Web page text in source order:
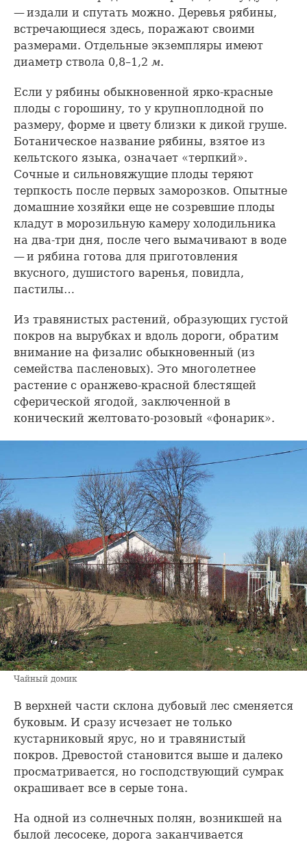
— издали и спутать можно. Деревья рябины,
встречающиеся здесь, поражают своими
размерами. Отдельные экземпляры имеют
диаметр ствола 0,8–1,2 м.
Если у рябины обыкновенной ярко-красные
плоды с горошину, то у крупноплодной по
размеру, форме и цвету близки к дикой груше.
Ботаническое название рябины, взятое из
кельтского языка, означает «терпкий».
Сочные и сильновяжущие плоды теряют
терпкость после первых заморозков. Опытные
домашние хозяйки еще не созревшие плоды
кладут в морозильную камеру холодильника
на два-три дня, после чего вымачивают в воде
— и рябина готова для приготовления
вкусного, душистого варенья, повидла,
пастилы…
Из травянистых растений, образующих густой
покров на вырубках и вдоль дороги, обратим
внимание на физалис обыкновенный (из
семейства пасленовых). Это многолетнее
растение с оранжево-красной блестящей
сферической ягодой, заключенной в
конический желтовато-розовый «фонарик».
Чайный домик
В верхней части склона дубовый лес сменяется
буковым. И сразу исчезает не только
кустарниковый ярус, но и травянистый
покров. Древостой становится выше и далеко
просматривается, но господствующий сумрак
окрашивает все в серые тона.
На одной из солнечных полян, возникшей на
былой лесосеке, дорога заканчивается